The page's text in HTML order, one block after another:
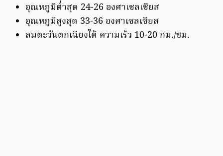
อุณหภูมิต่ำสุด 24-26 องศาเซลเซียส
อุณหภูมิสูงสุด 33-36 องศาเซลเซียส
ลมตะวันตกเฉียงใต้ ความเร็ว 10-20 กม./ชม.